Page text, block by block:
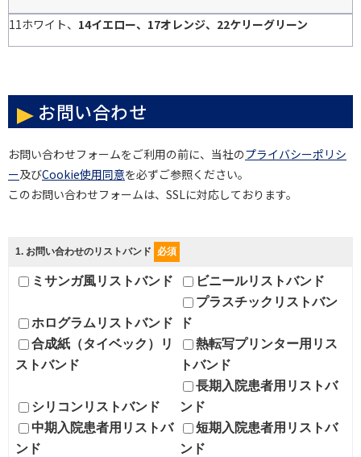
11ホワイト、 14イエロー、17オレンジ、22ケリーグリーン
お問い合わせ
お問い合わせフォームをご利用の前に、当社のプライバシーポリシ
ー及びCookie使用同意を必ずご参照ください。
このお問い合わせフォームは、SSLに対応しております。
1. お問い合わせのリストバンド 必須
ミサンガ風リストバンド ビニールリストバンド
ホログラムリストバンド
プラスチックリストバン
ド
合成紙（タイベック）リ
ストバンド
熱転写プリンター用リス
トバンド
シリコンリストバンド
長期入院患者用リストバ
ンド
中期入院患者用リストバ
ンド
短期入院患者用リストバ
ンド